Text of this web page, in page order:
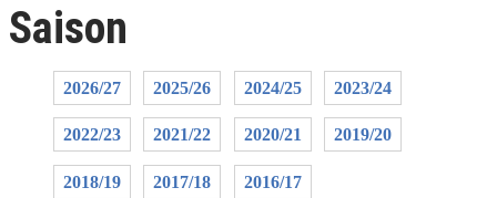
Saison
2026/27 2025/26 2024/25 2023/24
2022/23 2021/22 2020/21 2019/20
2018/19 2017/18 2016/17